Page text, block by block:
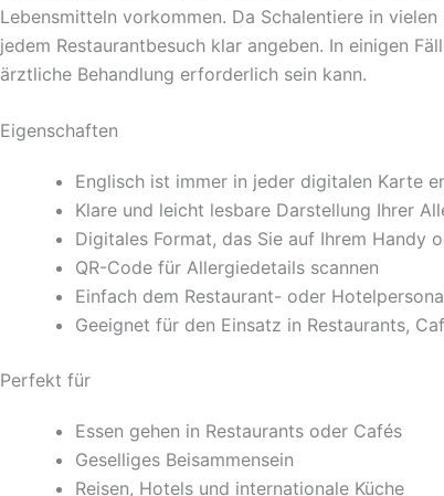
Lebensmitteln vorkommen. Da Schalentiere in
jedem Restaurantbesuch klar angeben. In einigen
ärztliche Behandlung erforderlich sein kann.
Eigenschaften
Englisch ist immer in jeder digitalen Karte
Klare und leicht lesbare Darstellung Ihrer
Digitales Format, das Sie auf Ihrem Handy
QR-Code für Allergiedetails scannen
Einfach dem Restaurant- oder
Geeignet für den Einsatz in Restaurants,
Perfekt für
Essen gehen in Restaurants oder Cafés
Geselliges Beisammensein
Reisen, Hotels und internationale Küche